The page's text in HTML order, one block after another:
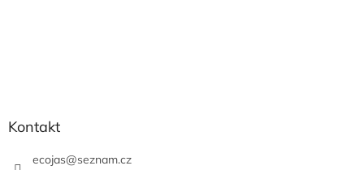
Kontakt
ecojas@seznam.cz